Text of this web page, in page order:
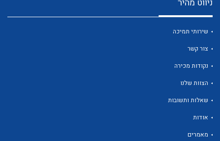
ניווט מהיר
שירותי תמיכה
צור קשר
נקודות מכירה
הצוות שלנו
שאלות ותשובות
אודות
מאמרים